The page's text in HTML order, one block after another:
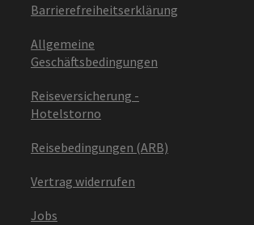
Barrierefreiheitserklärung
Allgemeine
Geschäftsbedingungen
Reiseversicherung -
Hotelstorno
Reisebedingungen (ARB)
Vertrag widerrufen
Jobs